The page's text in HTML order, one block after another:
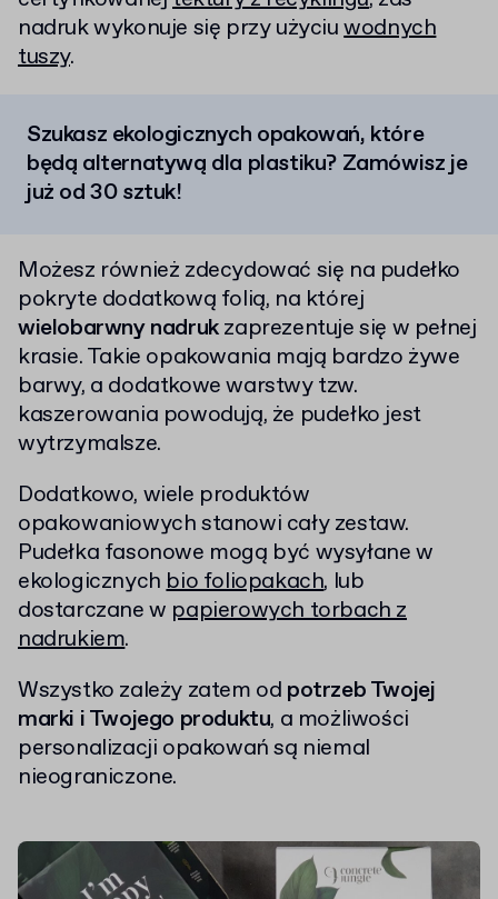
nadruk wykonuje się przy użyciuwodnych
tuszy.
Szukasz ekologicznych opakowań, które
będą alternatywą dla plastiku? Zamówisz je
już od 30 sztuk!
Możesz również zdecydować się na pudełko
pokryte dodatkową folią, na której
wielobarwny nadrukzaprezentuje się w pełnej
krasie. Takie opakowania mają bardzo żywe
barwy, a dodatkowe warstwy tzw.
kaszerowania powodują, że pudełko jest
wytrzymalsze.
Dodatkowo, wiele produktów
opakowaniowych stanowi cały zestaw.
Pudełka fasonowe mogą być wysyłane w
ekologicznychbio foliopakach, lub
dostarczane w papierowych torbach z
nadrukiem.
Wszystko zależy zatem od potrzeb Twojej
marki i Twojego produktu, a możliwości
personalizacji opakowań są niemal
nieograniczone.